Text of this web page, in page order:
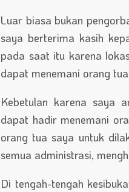
Luar biasa bukan
saya berterima kasih
pada saat itu karena
dapat menemani orang
Kebetulan karena saya
dapat hadir menemani
orang tua saya untuk
semua administrasi,
Di tengah-tengah